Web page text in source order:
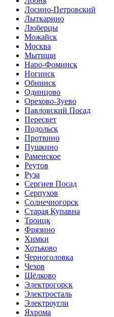
Лосино-Петровский
Лыткарино
Люберцы
Можайск
Москва
Мытищи
Наро-Фоминск
Ногинск
Обнинск
Одинцово
Орехово-Зуево
Павловский Посад
Пересвет
Подольск
Протвино
Пушкино
Раменское
Реутов
Руза
Сергиев Посад
Серпухов
Солнечногорск
Старая Купавна
Троицк
Фрязино
Химки
Хотьково
Черноголовка
Чехов
Щёлково
Электрогорск
Электросталь
Электроугли
Яхрома